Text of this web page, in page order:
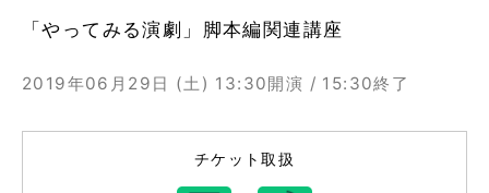
「やってみる演劇」脚本編関連講座
2019年06月29日 (土) 13:30開演 / 15:30終了
チケット取扱